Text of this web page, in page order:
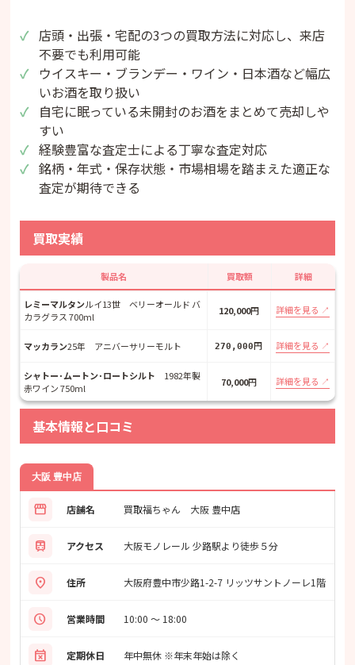
店頭・出張・宅配の3つの買取方法に対応し、来店
不要でも利用可能
ウイスキー・ブランデー・ワイン・日本酒など幅広
いお酒を取り扱い
自宅に眠っている未開封のお酒をまとめて売却しや
すい
経験豊富な査定士による丁寧な査定対応
銘柄・年式・保存状態・市場相場を踏まえた適正な
査定が期待できる
買取実績
製品名 買取額 詳細
レミーマルタンルイ13世 ベリーオールド バ
カラグラス 700ml
120,000円 詳細を見る
マッカラン25年 アニバーサリーモルト 270,000円 詳細を見る
シャトー･ムートン･ロートシルト 1982年製
赤ワイン 750ml
70,000円 詳細を見る
基本情報と口コミ
大阪 豊中店
storefront 店舗名 買取福ちゃん 大阪 豊中店
train アクセス 大阪モノレール 少路駅より徒歩５分
location_on 住所 大阪府豊中市少路1-2-7 リッツサントノーレ1階
schedule 営業時間 10:00 ～ 18:00
event_busy 定期休日 年中無休 ※年末年始は除く